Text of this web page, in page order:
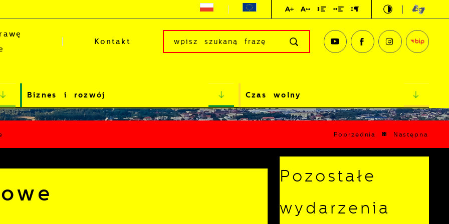
Kontakt
Biznes i rozwój Czas wolny
Poprzednia Następna
Pozostałe
wydarzenia